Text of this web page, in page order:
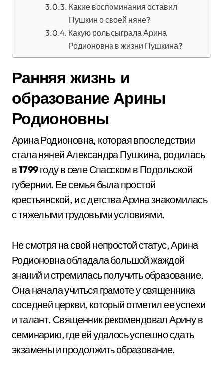
Какие воспоминания оставил
Пушкин о своей няне?
Какую роль сыграла Арина
Родионовна в жизни Пушкина?
Ранняя жизнь и
образование Арины
Родионовны
Арина Родионовна, которая впоследствии
стала няней Александра Пушкина, родилась
в1799году в селе Спасском в Подольской
губернии. Ее семья была простой
крестьянской, и с детства Арина знакомилась
с тяжелыми трудовыми условиями.
Не смотря на свой непростой статус, Арина
Родионовна обладала большой жаждой
знаний и стремилась получить образование.
Она начала учиться грамоте у священника
соседней церкви, который отметил ее успехи
и талант. Священник рекомендовал Арину в
семинарию, где ей удалось успешно сдать
экзамены и продолжить образование.